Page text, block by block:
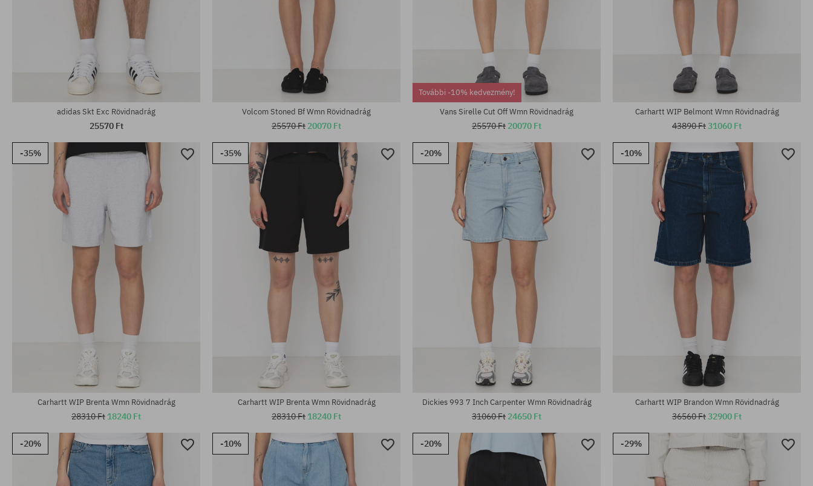
Elérhető méretek:
adidas Skt Exc Rövidnadrág
25570 Ft
Elérhető méretek:
24; 25; 26; 27; 28
Volcom Stoned Bf Wmn Rövidnadrág
25570 Ft 20070 Ft
Elérhető méretek:
További -10% kedvezmény!
Vans Sirelle Cut Off Wmn Rövidnadrág
25570 Ft 20070 Ft
Carhartt WIP Belmont Wmn Rövidnadrág
43890 Ft31060 Ft
-35%
Carhartt WIP Brenta Wmn Rövidnadrág
28310 Ft 18240 Ft
-35%
Carhartt WIP Brenta Wmn Rövidnadrág
28310 Ft 18240 Ft
-20%
Dickies 993 7 Inch Carpenter Wmn Rövidnadrág
31060 Ft 24650 Ft
-10%
Carhartt WIP Brandon Wmn Rövidnadrág
36560 Ft32900 Ft
-20% -10% -20% -29%